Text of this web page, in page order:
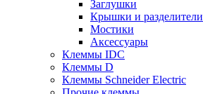
Заглушки
Крышки и разделители
Мостики
Аксессуары
Клеммы IDC
Клеммы D
Клеммы Schneider Electric